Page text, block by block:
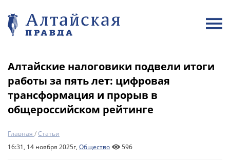
Алтайские налоговики подвели итоги
работы за пять лет: цифровая
трансформация и прорыв в
общероссийском рейтинге
Главная /Статьи
16:31, 14 ноября 2025г, Общество 596